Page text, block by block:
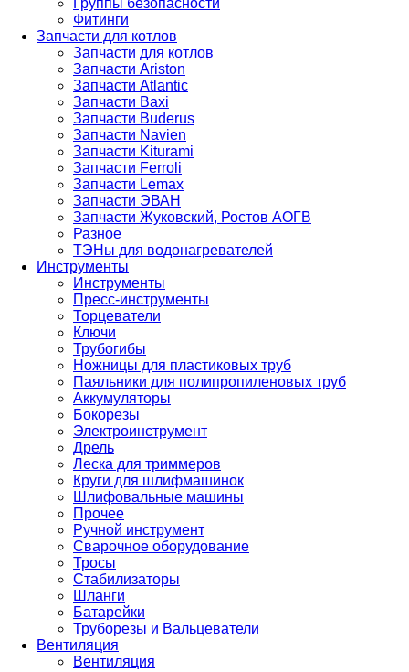
Группы безопасности
Фитинги
Запчасти для котлов
Запчасти для котлов
Запчасти Ariston
Запчасти Atlantic
Запчасти Baxi
Запчасти Buderus
Запчасти Navien
Запчасти Kiturami
Запчасти Ferroli
Запчасти Lemax
Запчасти ЭВАН
Запчасти Жуковский, Ростов АОГВ
Разное
ТЭНы для водонагревателей
Инструменты
Инструменты
Пресс-инструменты
Торцеватели
Ключи
Трубогибы
Ножницы для пластиковых труб
Паяльники для полипропиленовых труб
Аккумуляторы
Бокорезы
Электроинструмент
Дрель
Леска для триммеров
Круги для шлифмашинок
Шлифовальные машины
Прочее
Ручной инструмент
Сварочное оборудование
Тросы
Стабилизаторы
Шланги
Батарейки
Труборезы и Вальцеватели
Вентиляция
Вентиляция